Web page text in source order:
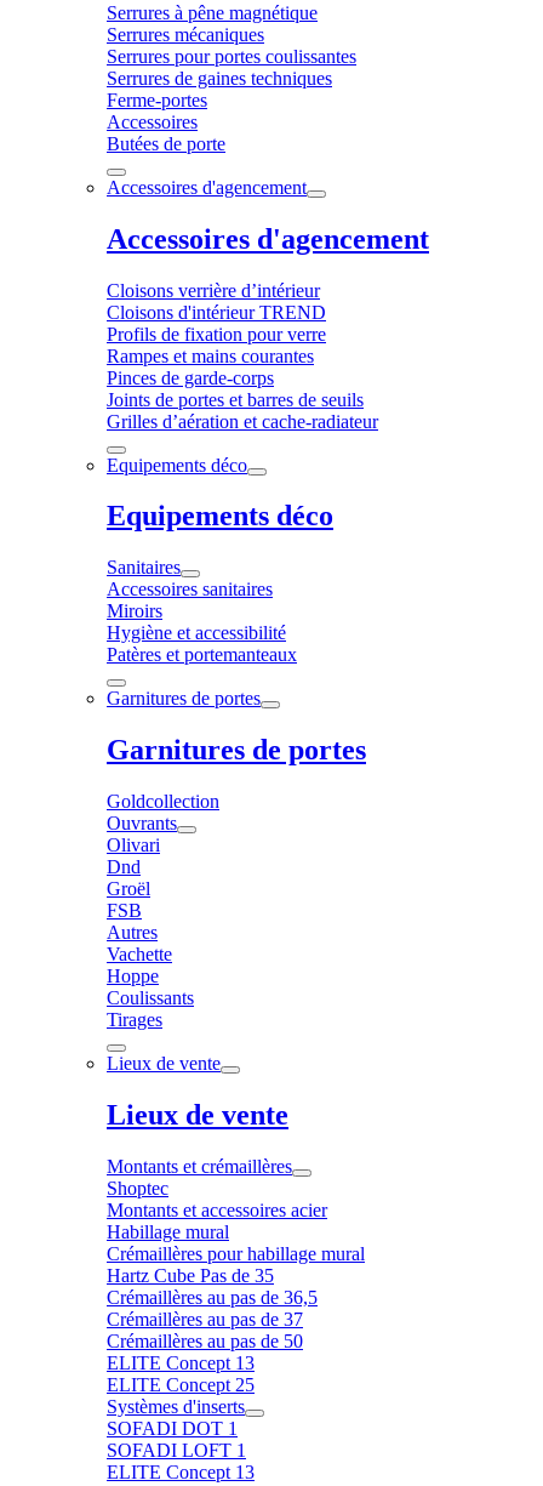
Serrures à pêne magnétique
Serrures mécaniques
Serrures pour portes coulissantes
Serrures de gaines techniques
Ferme-portes
Accessoires
Butées de porte
Accessoires d'agencement
Accessoires d'agencement
Cloisons verrière d’intérieur
Cloisons d'intérieur TREND
Profils de fixation pour verre
Rampes et mains courantes
Pinces de garde-corps
Joints de portes et barres de seuils
Grilles d’aération et cache-radiateur
Equipements déco
Equipements déco
Sanitaires
Accessoires sanitaires
Miroirs
Hygiène et accessibilité
Patères et portemanteaux
Garnitures de portes
Garnitures de portes
Goldcollection
Ouvrants
Olivari
Dnd
Groël
FSB
Autres
Vachette
Hoppe
Coulissants
Tirages
Lieux de vente
Lieux de vente
Montants et crémaillères
Shoptec
Montants et accessoires acier
Habillage mural
Crémaillères pour habillage mural
Hartz Cube Pas de 35
Crémaillères au pas de 36,5
Crémaillères au pas de 37
Crémaillères au pas de 50
ELITE Concept 13
ELITE Concept 25
Systèmes d'inserts
SOFADI DOT 1
SOFADI LOFT 1
ELITE Concept 13